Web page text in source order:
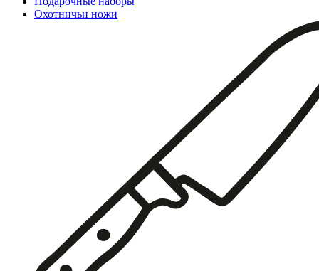
Охотничьи ножи